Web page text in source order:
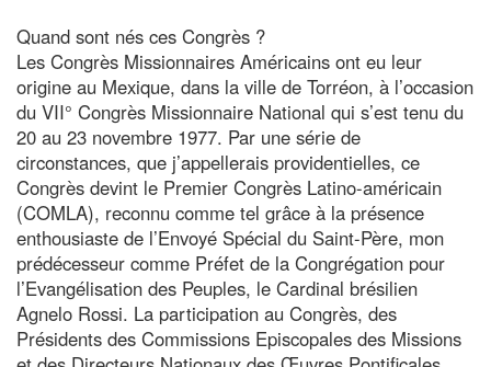
Quand sont nés ces Congrès ?
Les Congrès Missionnaires Américains ont eu leur
origine au Mexique, dans la ville de Torréon, à l’occasion
du VII° Congrès Missionnaire National qui s’est tenu du
20 au 23 novembre 1977. Par une série de
circonstances, que j’appellerais providentielles, ce
Congrès devint le Premier Congrès Latino-américain
(COMLA), reconnu comme tel grâce à la présence
enthousiaste de l’Envoyé Spécial du Saint-Père, mon
prédécesseur comme Préfet de la Congrégation pour
l’Evangélisation des Peuples, le Cardinal brésilien
Agnelo Rossi. La participation au Congrès, des
Présidents des Commissions Episcopales des Missions